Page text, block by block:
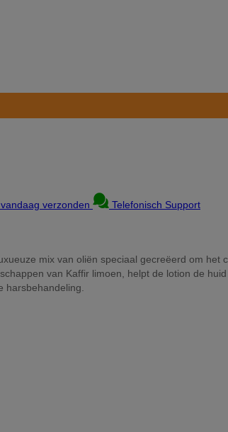
verzonden Telefonisch Support
mix van oliën speciaal gecreëerd om
van Kaffir limoen, helpt de lotion de